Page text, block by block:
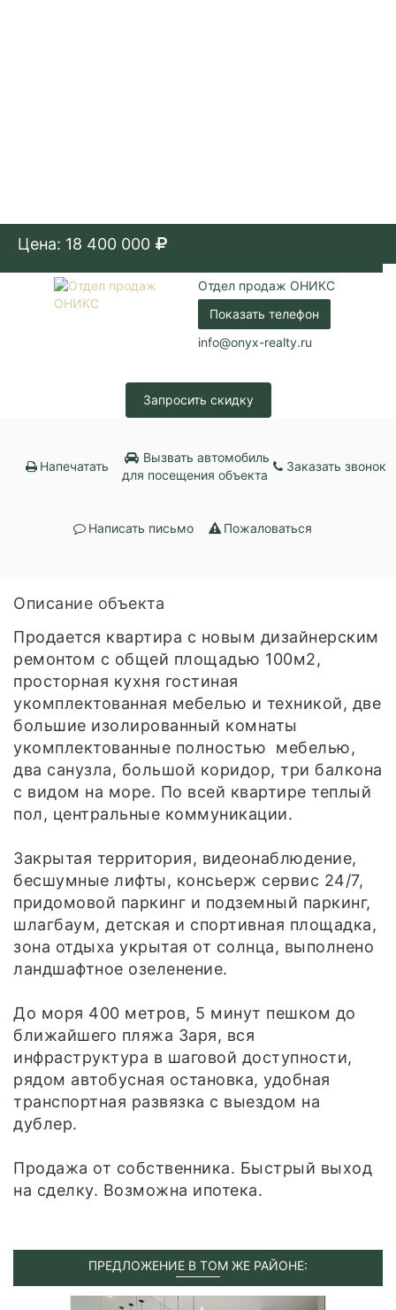
Цена: 18 400 000
Отдел продаж ОНИКС
Показать телефон
info@onyx-realty.ru
Запросить скидку
Напечатать
Вызвать автомобиль
для посещения объекта
Заказать звонок
Написать письмо Пожаловаться
Описание объекта
Продается квартира с новым дизайнерским
ремонтом с общей площадью 100м2,
просторная кухня гостиная
укомплектованная мебелью и техникой, две
большие изолированный комнаты
укомплектованные полностью мебелью,
два санузла, большой коридор, три балкона
с видом на море. По всей квартире теплый
пол, центральные коммуникации.
Закрытая территория, видеонаблюдение,
бесшумные лифты, консьерж сервис 24/7,
придомовой паркинг и подземный паркинг,
шлагбаум, детская и спортивная площадка,
зона отдыха укрытая от солнца, выполнено
ландшафтное озеленение.
До моря 400 метров, 5 минут пешком до
ближайшего пляжа Заря, вся
инфраструктура в шаговой доступности,
рядом автобусная остановка, удобная
транспортная развязка с выездом на
дублер.
Продажа от собственника. Быстрый выход
на сделку. Возможна ипотека.
ПРЕДЛОЖЕНИЕ В ТОМ ЖЕ РАЙОНЕ: